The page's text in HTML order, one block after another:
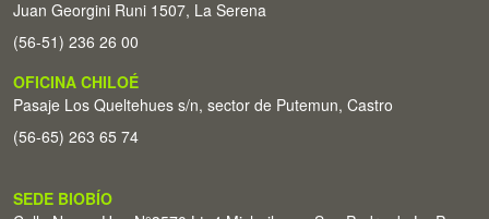
Juan Georgini Runi 1507, La Serena
(56-51) 236 26 00
OFICINA CHILOÉ
Pasaje Los Queltehues s/n, sector de Putemun, Castro
(56-65) 263 65 74
SEDE BIOBÍO